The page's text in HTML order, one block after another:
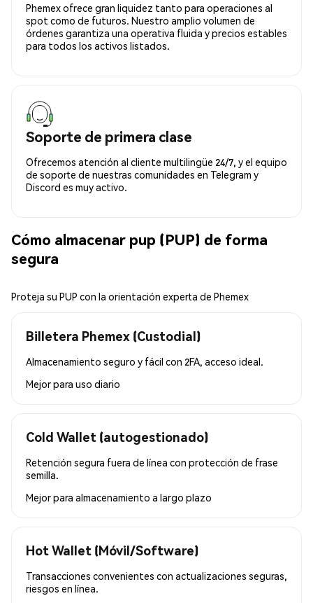
Phemex ofrece gran liquidez tanto para operaciones al
spot como de futuros. Nuestro amplio volumen de
órdenes garantiza una operativa fluida y precios estables
para todos los activos listados.
Soporte de primera clase
Ofrecemos atención al cliente multilingüe 24/7, y el equipo
de soporte de nuestras comunidades en Telegram y
Discord es muy activo.
Cómo almacenar pup (PUP) de forma
segura
Proteja su PUP con la orientación experta de Phemex
Billetera Phemex (Custodial)
Almacenamiento seguro y fácil con 2FA, acceso ideal.
Mejor para uso diario
Cold Wallet (autogestionado)
Retención segura fuera de línea con protección de frase
semilla.
Mejor para almacenamiento a largo plazo
Hot Wallet (Móvil/Software)
Transacciones convenientes con actualizaciones seguras,
riesgos en línea.